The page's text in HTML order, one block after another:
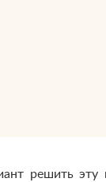
решить